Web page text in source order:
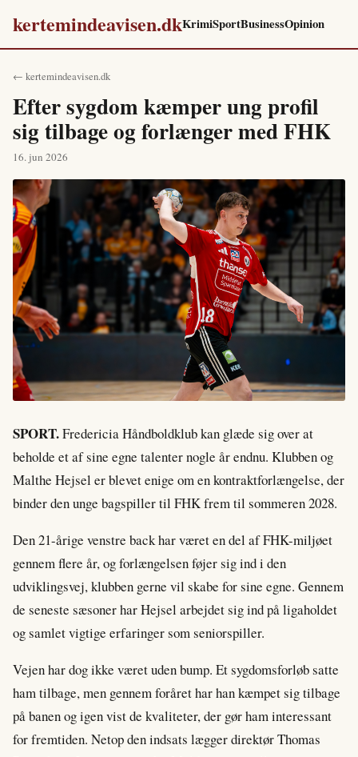
kertemindeavisen.dkKrimiSportBusinessOpinion
← kertemindeavisen.dk
Efter sygdom kæmper ung profil
sig tilbage og forlænger med FHK
16. jun 2026
SPORT.Fredericia Håndboldklub kan glæde sig over at
beholde et af sine egne talenter nogle år endnu. Klubben og
Malthe Hejsel er blevet enige om en kontraktforlængelse, der
binder den unge bagspiller til FHK frem til sommeren 2028.
Den 21-årige venstre back har været en del af FHK-miljøet
gennem flere år, og forlængelsen føjer sig ind i den
udviklingsvej, klubben gerne vil skabe for sine egne. Gennem
de seneste sæsoner har Hejsel arbejdet sig ind på ligaholdet
og samlet vigtige erfaringer som seniorspiller.
Vejen har dog ikke været uden bump. Et sygdomsforløb satte
ham tilbage, men gennem foråret har han kæmpet sig tilbage
på banen og igen vist de kvaliteter, der gør ham interessant
for fremtiden. Netop den indsats lægger direktør Thomas